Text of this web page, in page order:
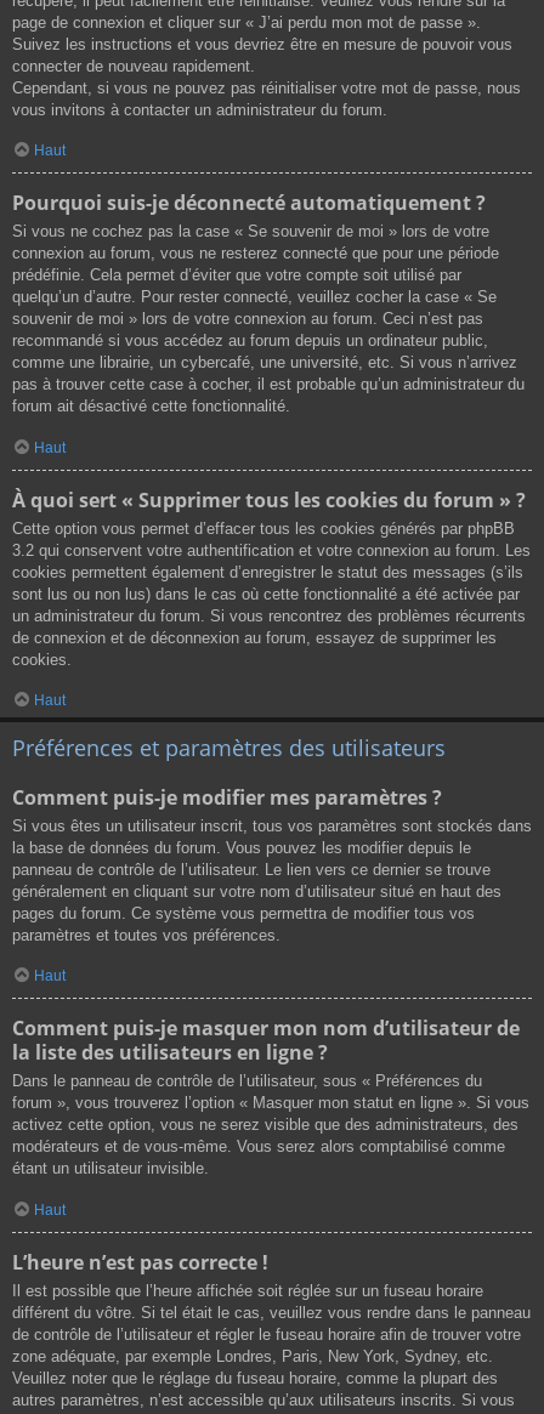
page de connexion et cliquer sur « J’ai perdu mon mot de passe ».
Suivez les instructions et vous devriez être en mesure de pouvoir vous
connecter de nouveau rapidement.
Cependant, si vous ne pouvez pas réinitialiser votre mot de passe, nous
vous invitons à contacter un administrateur du forum.
Haut
Pourquoi suis-je déconnecté automatiquement ?
Si vous ne cochez pas la case « Se souvenir de moi » lors de votre
connexion au forum, vous ne resterez connecté que pour une période
prédéfinie. Cela permet d’éviter que votre compte soit utilisé par
quelqu’un d’autre. Pour rester connecté, veuillez cocher la case « Se
souvenir de moi » lors de votre connexion au forum. Ceci n’est pas
recommandé si vous accédez au forum depuis un ordinateur public,
comme une librairie, un cybercafé, une université, etc. Si vous n’arrivez
pas à trouver cette case à cocher, il est probable qu’un administrateur du
forum ait désactivé cette fonctionnalité.
Haut
À quoi sert « Supprimer tous les cookies du forum » ?
Cette option vous permet d’effacer tous les cookies générés par phpBB
3.2 qui conservent votre authentification et votre connexion au forum. Les
cookies permettent également d’enregistrer le statut des messages (s’ils
sont lus ou non lus) dans le cas où cette fonctionnalité a été activée par
un administrateur du forum. Si vous rencontrez des problèmes récurrents
de connexion et de déconnexion au forum, essayez de supprimer les
cookies.
Haut
Préférences et paramètres des utilisateurs
Comment puis-je modifier mes paramètres ?
Si vous êtes un utilisateur inscrit, tous vos paramètres sont stockés dans
la base de données du forum. Vous pouvez les modifier depuis le
panneau de contrôle de l’utilisateur. Le lien vers ce dernier se trouve
généralement en cliquant sur votre nom d’utilisateur situé en haut des
pages du forum. Ce système vous permettra de modifier tous vos
paramètres et toutes vos préférences.
Haut
Comment puis-je masquer mon nom d’utilisateur de
la liste des utilisateurs en ligne ?
Dans le panneau de contrôle de l’utilisateur, sous « Préférences du
forum », vous trouverez l’option « Masquer mon statut en ligne ». Si vous
activez cette option, vous ne serez visible que des administrateurs, des
modérateurs et de vous-même. Vous serez alors comptabilisé comme
étant un utilisateur invisible.
Haut
L’heure n’est pas correcte !
Il est possible que l’heure affichée soit réglée sur un fuseau horaire
différent du vôtre. Si tel était le cas, veuillez vous rendre dans le panneau
de contrôle de l’utilisateur et régler le fuseau horaire afin de trouver votre
zone adéquate, par exemple Londres, Paris, New York, Sydney, etc.
Veuillez noter que le réglage du fuseau horaire, comme la plupart des
autres paramètres, n’est accessible qu’aux utilisateurs inscrits. Si vous